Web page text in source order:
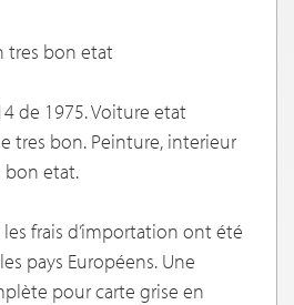
tres bon etat
de 1975. Voiture etat
tres bon. Peinture, interieur
etat.
les frais d’importation ont été
pays Européens. Une
pour carte grise en